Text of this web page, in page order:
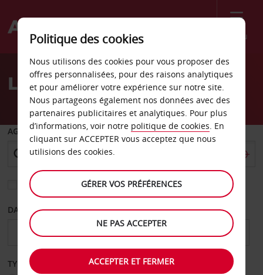
Menu
Welcome
AvisLocation de voiture Slidell
AGENCE DE DÉPART
Sélectionnez une autre agence de retour
DATE DE DÉPART DATE DE RETOUR
TYPE DE LOCATION
Politique des cookies
Nous utilisons des cookies pour vous proposer des
offres personnalisées, pour des raisons analytiques
et pour améliorer votre expérience sur notre site.
Nous partageons également nos données avec des
partenaires publicitaires et analytiques. Pour plus
d’informations, voir notre politique de cookies. En
cliquant sur ACCEPTER vous acceptez que nous
utilisions des cookies.
GÉRER VOS PRÉFÉRENCES
NE PAS ACCEPTER
ACCEPTER ET FERMER